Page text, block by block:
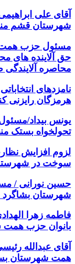
آقای علی
شهرستان قشم
مسئول حزب همت
محاصره آلایندگی
نامزدهای
هرمزگان رایزنی
یونس بیداد/
تحولخواه بستک
لزوم افزایش
سوخت در
حسین نورانی /
شهرستان
فاطمه زهرا
بانوان حزب
آقای عبدالله
همت شهرستان